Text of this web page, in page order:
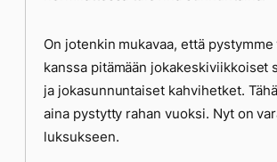
On jotenkin mukavaa, että pystymme
kanssa pitämään jokakeskiviikkoiset
ja jokasunnuntaiset kahvihetket.
aina pystytty rahan vuoksi. Nyt on
luksukseen.